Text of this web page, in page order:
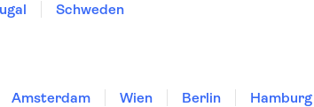
Schweden
Amsterdam Wien Berlin Hamburg